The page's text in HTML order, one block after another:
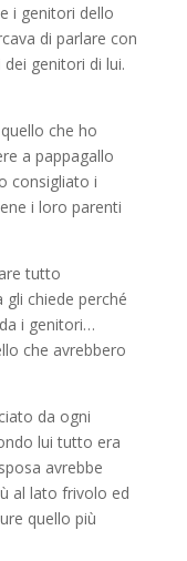
i genitori dello
di parlare con
dei genitori di lui.
che ho
a pappagallo
consigliato i
i loro parenti
tutto
chiede perché
i genitori…
che avrebbero
da ogni
lui tutto era
avrebbe
al lato frivolo ed
quello più